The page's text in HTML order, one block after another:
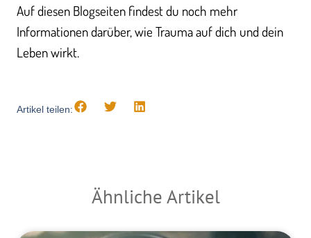
Auf diesen Blogseiten findest du noch mehr
Informationen darüber, wie Trauma auf dich und dein
Leben wirkt.
Artikel teilen:
Ähnliche Artikel